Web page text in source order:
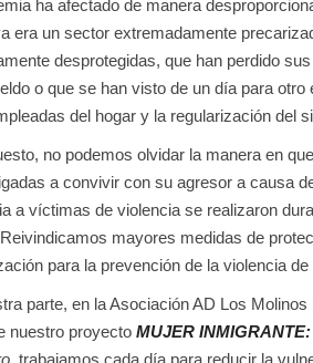
ha afectado de manera
era un sector extremadamente
desprotegidas, que han perdido
o que se han visto de un día para
del hogar y la regularización del
no podemos olvidar la manera en
a convivir con su agresor a causa
a víctimas de violencia se realizaron
mayores medidas de
para la prevención de la violencia de
parte, en la Asociación AD Los
nuestro proyecto MUJER INMIGRANTE:
, trabajamos cada día para reducir la